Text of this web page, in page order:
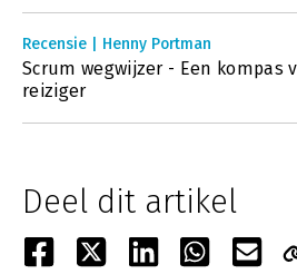
Recensie | Henny Portman
Scrum wegwijzer - Een kompas
reiziger
Deel dit artikel